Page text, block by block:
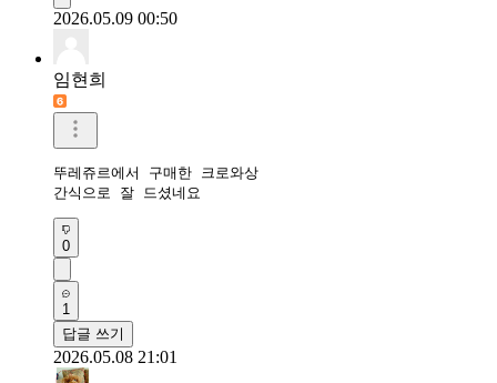
2026.05.09 00:50
임현희
뚜레쥬르에서 구매한 크로와상
간식으로 잘 드셨네요
0
1
답글 쓰기
2026.05.08 21:01